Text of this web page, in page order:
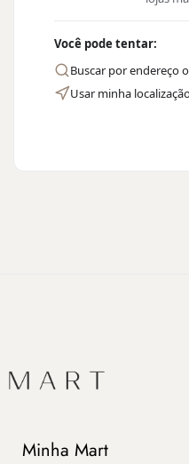
Você pode tentar:
Buscar por endereço
Usar minha
Minha Mart